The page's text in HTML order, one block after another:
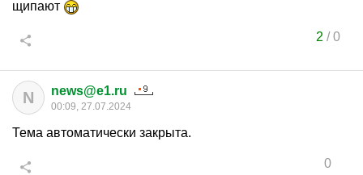
щипают
2 /0
N news@e1.ru
00:09, 27.07.2024
Тема автоматически закрыта.
0